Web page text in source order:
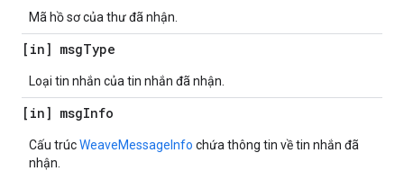
Mã hồ sơ của thư đã nhận.
[in] msgType
Loại tin nhắn của tin nhắn đã nhận.
[in] msgInfo
Cấu trúcWeaveMessageInfo chứa thông tin về tin nhắn đã
nhận.